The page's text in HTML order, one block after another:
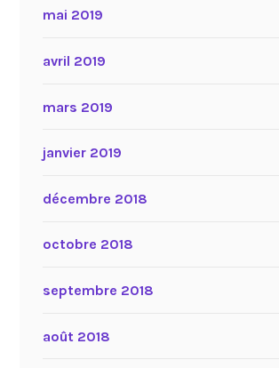
mai 2019
avril 2019
mars 2019
janvier 2019
décembre 2018
octobre 2018
septembre 2018
août 2018